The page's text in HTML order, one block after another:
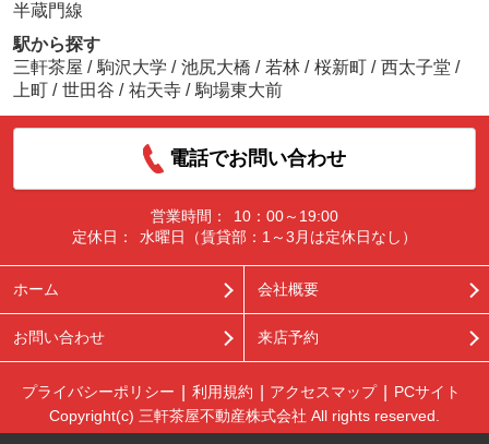
半蔵門線
駅から探す
三軒茶屋 / 駒沢大学 / 池尻大橋 / 若林 / 桜新町 / 西太子堂 /
上町 / 世田谷 / 祐天寺 / 駒場東大前
電話でお問い合わせ
営業時間：
10：00～19:00
定休日：
水曜日（賃貸部：1～3月は定休日なし）
ホーム 会社概要
お問い合わせ 来店予約
プライバシーポリシー 利用規約 アクセスマップ
PCサイト
Copyright(c) 三軒茶屋不動産株式会社 All rights reserved.